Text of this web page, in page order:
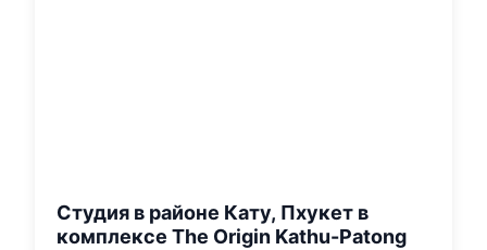
Студия в районе Кату, Пхукет в
комплексе The Origin Kathu-Patong